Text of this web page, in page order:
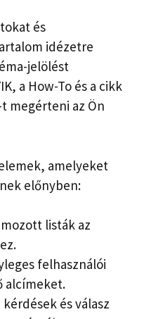
és
idézetre
jelölést
a How-To és a cikk
megérteni az Ön
amelyeket
előnyben:
listák az
felhasználói
alcímeket.
és válasz